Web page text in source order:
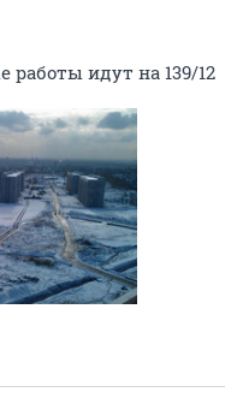
работы идут на 139/12